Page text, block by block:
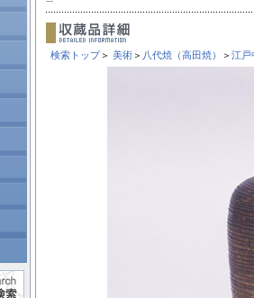
検索トップ＞ 美術＞ 八代焼（高田焼） ＞ 江戸